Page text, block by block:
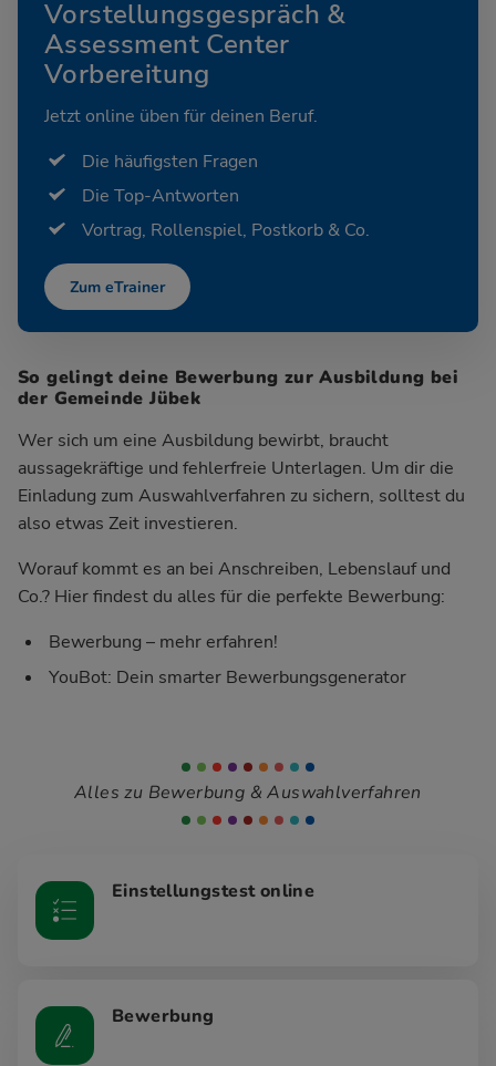
Vorstellungsgespräch &
Assessment Center
Vorbereitung
Jetzt online üben für deinen Beruf.
Die häufigsten Fragen
Die Top-Antworten
Vortrag, Rollenspiel, Postkorb & Co.
Zum eTrainer
So gelingt deine Bewerbung zur Ausbildung bei
der Gemeinde Jübek
Wer sich um eine Ausbildung bewirbt, braucht
aussagekräftige und fehlerfreie Unterlagen. Um dir die
Einladung zum Auswahlverfahren zu sichern, solltest du
also etwas Zeit investieren.
Worauf kommt es an bei Anschreiben, Lebenslauf und
Co.? Hier findest du alles für die perfekte Bewerbung:
Bewerbung – mehr erfahren!
YouBot: Dein smarter Bewerbungsgenerator
Alles zu Bewerbung & Auswahlverfahren
Einstellungstest online
Bewerbung